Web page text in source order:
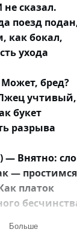
сказал.
поезд
бокал,
ухода
бред?
учтивый,
букет
разрыва
Внятно:
—
платок
Битвы сей
Больше